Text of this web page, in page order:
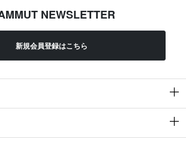
NEWSLETTER
新規会員登録はこちら